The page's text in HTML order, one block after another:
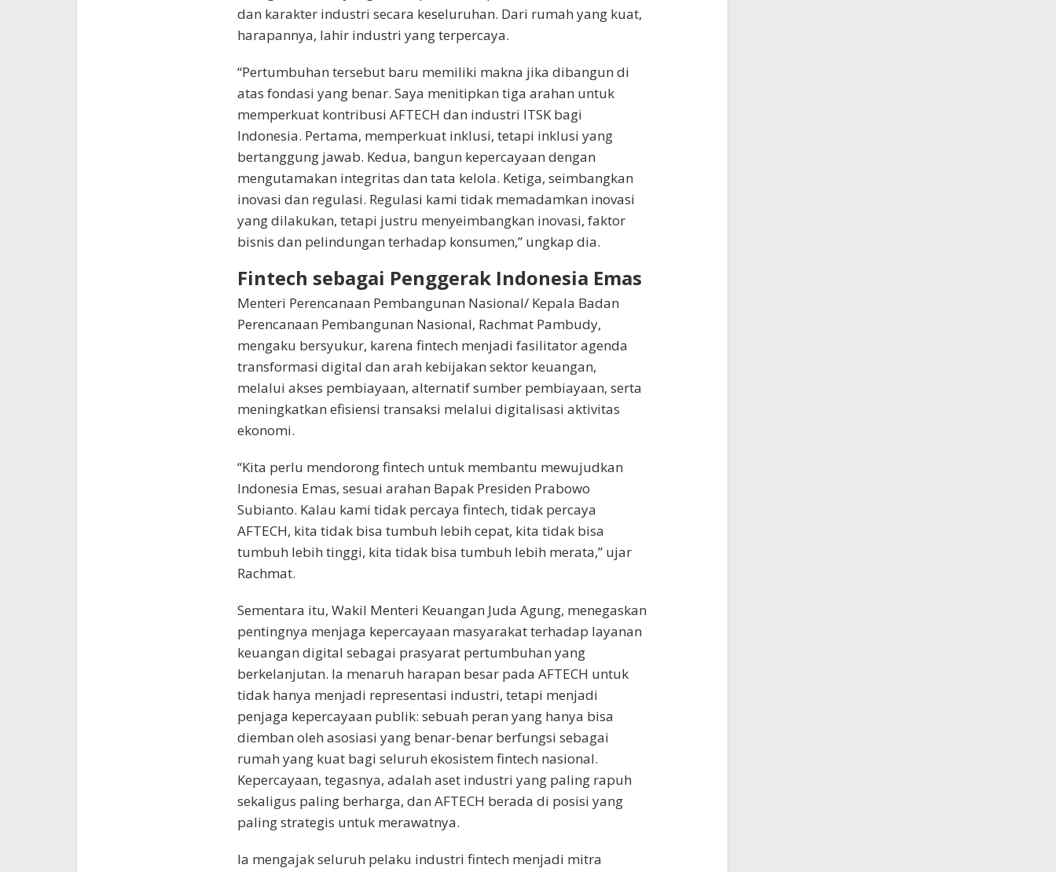
dan karakter industri secara keseluruhan. Dari rumah yang kuat,
harapannya, lahir industri yang terpercaya.
“Pertumbuhan tersebut baru memiliki makna jika dibangun di
atas fondasi yang benar. Saya menitipkan tiga arahan untuk
memperkuat kontribusi AFTECH dan industri ITSK bagi
Indonesia. Pertama, memperkuat inklusi, tetapi inklusi yang
bertanggung jawab. Kedua, bangun kepercayaan dengan
mengutamakan integritas dan tata kelola. Ketiga, seimbangkan
inovasi dan regulasi. Regulasi kami tidak memadamkan inovasi
yang dilakukan, tetapi justru menyeimbangkan inovasi, faktor
bisnis dan pelindungan terhadap konsumen,” ungkap dia.
Fintech sebagai Penggerak Indonesia Emas
Menteri Perencanaan Pembangunan Nasional/ Kepala Badan
Perencanaan Pembangunan Nasional, Rachmat Pambudy,
mengaku bersyukur, karena fintech menjadi fasilitator agenda
transformasi digital dan arah kebijakan sektor keuangan,
melalui akses pembiayaan, alternatif sumber pembiayaan, serta
meningkatkan efisiensi transaksi melalui digitalisasi aktivitas
ekonomi.
“Kita perlu mendorong fintech untuk membantu mewujudkan
Indonesia Emas, sesuai arahan Bapak Presiden Prabowo
Subianto. Kalau kami tidak percaya fintech, tidak percaya
AFTECH, kita tidak bisa tumbuh lebih cepat, kita tidak bisa
tumbuh lebih tinggi, kita tidak bisa tumbuh lebih merata,” ujar
Rachmat.
Sementara itu, Wakil Menteri Keuangan Juda Agung, menegaskan
pentingnya menjaga kepercayaan masyarakat terhadap layanan
keuangan digital sebagai prasyarat pertumbuhan yang
berkelanjutan. Ia menaruh harapan besar pada AFTECH untuk
tidak hanya menjadi representasi industri, tetapi menjadi
penjaga kepercayaan publik: sebuah peran yang hanya bisa
diemban oleh asosiasi yang benar-benar berfungsi sebagai
rumah yang kuat bagi seluruh ekosistem fintech nasional.
Kepercayaan, tegasnya, adalah aset industri yang paling rapuh
sekaligus paling berharga, dan AFTECH berada di posisi yang
paling strategis untuk merawatnya.
Ia mengajak seluruh pelaku industri fintech menjadi mitra